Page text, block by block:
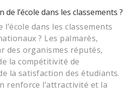
l’école dans les classements ?
dans les classements
? Les palmarès,
des organismes réputés,
la compétitivité de
la satisfaction des étudiants.
renforce l’attractivité et la